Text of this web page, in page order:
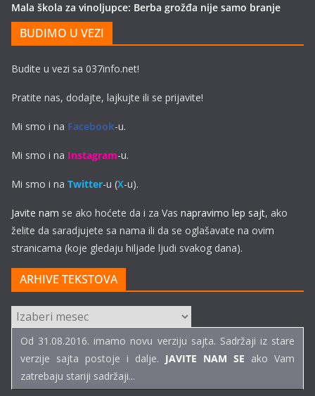
Mala škola za vinoljupce: Berba grožđa nije samo branje
BUDIMO U VEZI
Budite u vezi sa 037info.net!
Pratite nas, dodajte, lajkujte ili se prijavite!
Mi smo i na Facebook-u.
Mi smo i na Instagram-u.
Mi smo i na Twitter-u (X-u).
Javite nam se ako hoćete da i za Vas napravimo lep sajt, ako
želite da saradjujete sa nama ili da se oglašavate na ovim
stranicama (koje gledaju hiljade ljudi svakog dana).
ARHIVE TEKSTOVA
ARHIVE
TEKSTOVA
Od 31.08.2016. imamo novu verziju sajta. Sadržaji iz stare
verzije sajta postoje i dalje. JAVITE NAM SE ako Vam
zatrebaju stariji sadržaji...